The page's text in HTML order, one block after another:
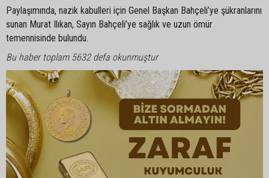
Paylaşımında, nazik kabulleri için Genel Başkan Bahçeli’ye şükranlarını
sunan Murat Ilıkan, Sayın Bahçeli’ye sağlık ve uzun ömür
temennisinde bulundu.
Bu haber toplam 5632 defa okunmuştur